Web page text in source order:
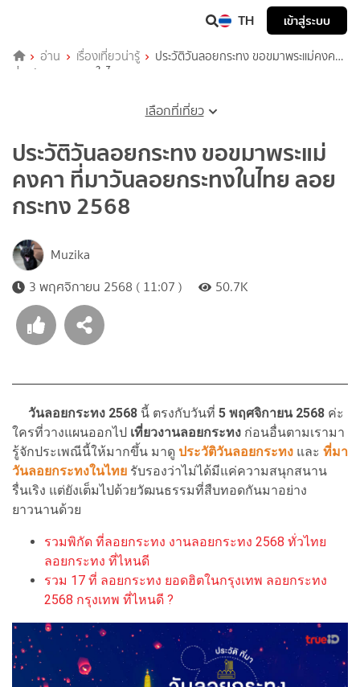
TH เข้าสู่ระบบ
อ่าน เรื่องเที่ยวน่ารู้
ประวัติวันลอยกระทง ขอขมาพระแม่คงคา
ที่มาวันลอยกระทงในไทย ลอยกระทง 2568
เลือกที่เที่ยว
ประวัติวันลอยกระทง ขอขมาพระแม่
คงคา ที่มาวันลอยกระทงในไทย ลอย
กระทง 2568
Muzika
3 พฤศจิกายน 2568 ( 11:07 )
50.7K
วันลอยกระทง 2568 นี้ ตรงกับวันที่ 5 พฤศจิกายน 2568 ค่ะ
ใครที่วางแผนออกไป เที่ยวงานลอยกระทง ก่อนอื่นตามเรามา
รู้จักประเพณีนี้ให้มากขึ้น มาดู ประวัติวันลอยกระทง และ ที่มา
วันลอยกระทงในไทย รับรองว่าไม่ได้มีแค่ความสนุกสนาน
รื่นเริง แต่ยังเต็มไปด้วยวัฒนธรรมที่สืบทอดกันมาอย่าง
ยาวนานด้วย
รวมพิกัด ที่ลอยกระทง งานลอยกระทง 2568 ทั่วไทย
ลอยกระทง ที่ไหนดี
รวม 17 ที่ ลอยกระทง ยอดฮิตในกรุงเทพ ลอยกระทง
2568 กรุงเทพ ที่ไหนดี ?